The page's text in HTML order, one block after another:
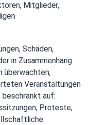
Mitglieder,
Schäden,
in Zusammenhang
überwachten,
Veranstaltungen
auf:
Proteste,